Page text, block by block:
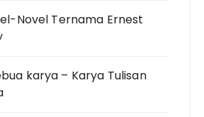
Novel Ternama Ernest
karya – Karya Tulisan